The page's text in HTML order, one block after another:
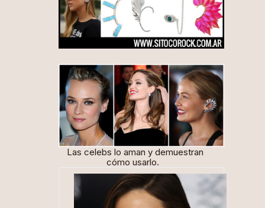
Las celebs lo aman y demuestran
cómo usarlo.